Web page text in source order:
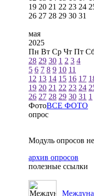
19 20 21 22 23 24
26 27 28 29 30 31
мая
2025
Пн Вт Ср Чт Пт
28 29 30 1 2 3 4
5 6 7 8 9 10 11
12 13 14 15 16 17
19 20 21 22 23 24
26 27 28 29 30 31 1
ФотоВСЕ ФОТО
опрос
Модуль опросов
архив опросов
полезные ссылки